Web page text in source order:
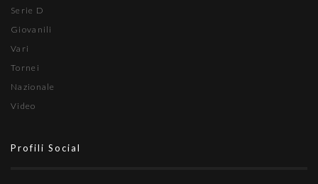
Serie D
Giovanili
Vari
Tornei
Nazionale
Video
Profili Social